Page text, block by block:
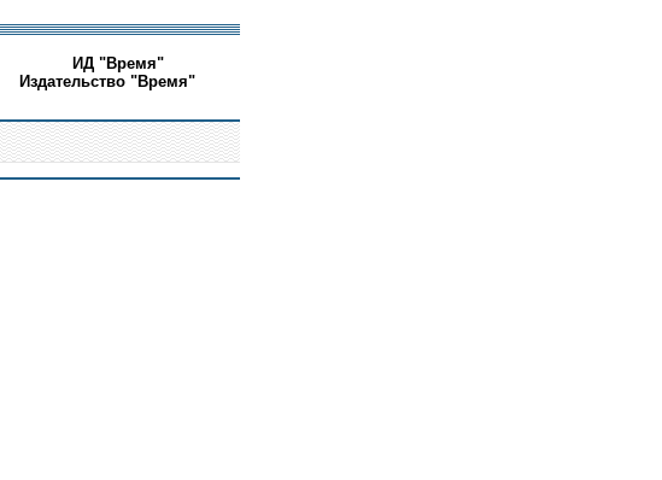
ИД "Время"
Издательство "Время"